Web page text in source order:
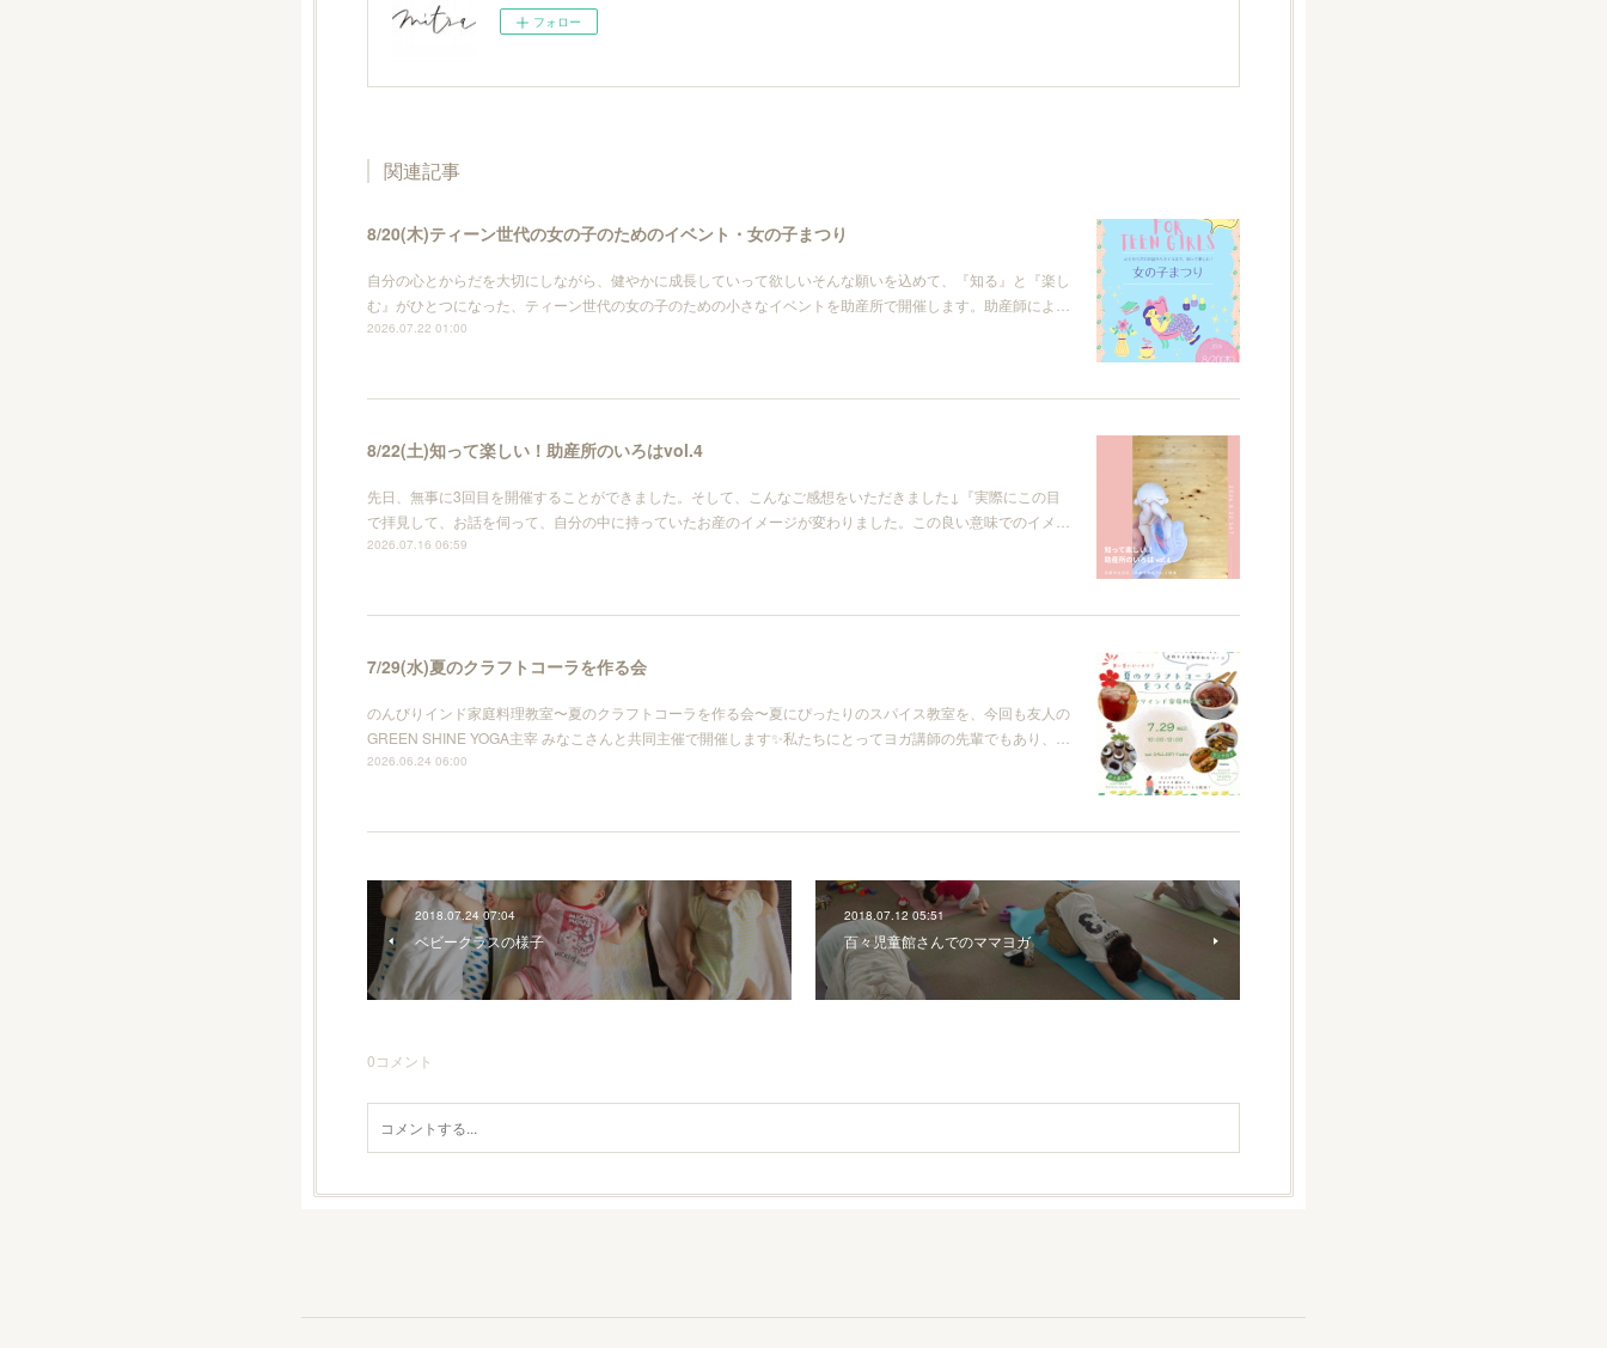
フォロー
関連記事
8/20(木)ティーン世代の女の子のためのイベント・女の子まつり
自分の心とからだを大切にしながら、健やかに成長していって欲しいそんな願いを込めて、『知る』と『楽し
む』がひとつになった、ティーン世代の女の子のための小さなイベントを助産所で開催します。助産師によ…
2026.07.22 01:00
8/22(土)知って楽しい！助産所のいろはvol.4
先日、無事に3回目を開催することができました。そして、こんなご感想をいただきました↓『実際にこの目
で拝見して、お話を伺って、自分の中に持っていたお産のイメージが変わりました。この良い意味でのイメ…
2026.07.16 06:59
7/29(水)夏のクラフトコーラを作る会
のんびりインド家庭料理教室〜夏のクラフトコーラを作る会〜夏にぴったりのスパイス教室を、今回も友人の
GREEN SHINE YOGA主宰 みなこさんと共同主催で開催します✨私たちにとってヨガ講師の先輩でもあり、…
2026.06.24 06:00
2018.07.24 07:04
ベビークラスの様子
2018.07.12 05:51
百々児童館さんでのママヨガ
0コメント